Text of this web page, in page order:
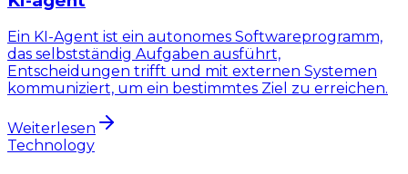
Ein KI-Agent ist ein autonomes Softwareprogramm,
das selbstständig Aufgaben ausführt,
Entscheidungen trifft und mit externen Systemen
kommuniziert, um ein bestimmtes Ziel zu erreichen.
Weiterlesen
Technology